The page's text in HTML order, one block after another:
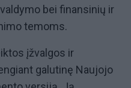
bei finansinių ir
temoms.
įžvalgos ir
galutinę Naujojo